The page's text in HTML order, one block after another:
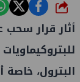
شارك
أثار قرار
للبتروكيماويات
البترول، خاصة